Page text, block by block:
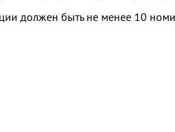
должен быть не менее 10